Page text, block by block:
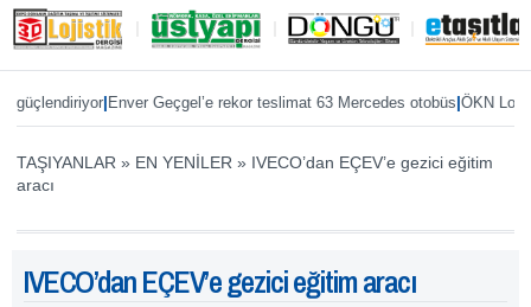
|Enver Geçgel’e rekor teslimat 63 Mercedes otobüs|ÖKN Lojistik’e
TAŞIYANLAR » EN YENİLER » IVECO’dan EÇEV’e gezici eğitim
aracı
IVECO’dan EÇEV’e gezici eğitim aracı